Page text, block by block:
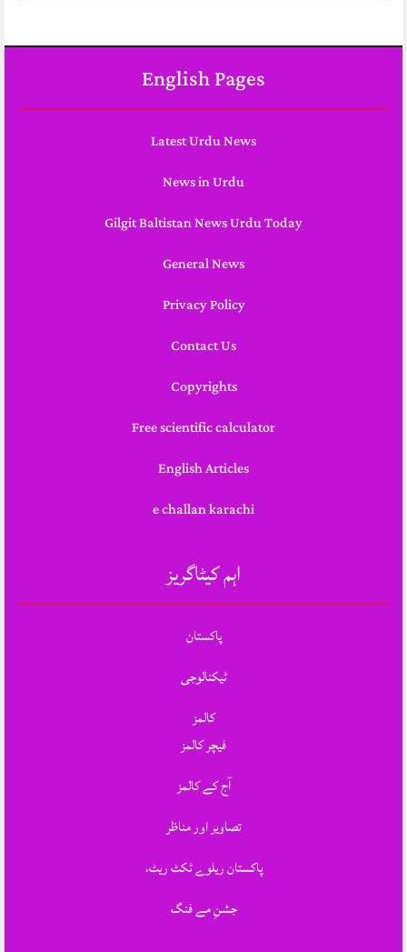
English Pages
Latest Urdu News
News in Urdu
Gilgit Baltistan News Urdu Today
General News
Privacy Policy
Contact Us
Copyrights
Free scientific calculator
English Articles
e challan karachi
اہم کیٹاگریز
پاکستان
ٹیکنالوجی
کالمز
فیچر کالمز
آج کے کالمز
تصاویر اور مناظر
پاکستان ریلوے ٹکٹ ریٹ،
جشنِ مے فنگ